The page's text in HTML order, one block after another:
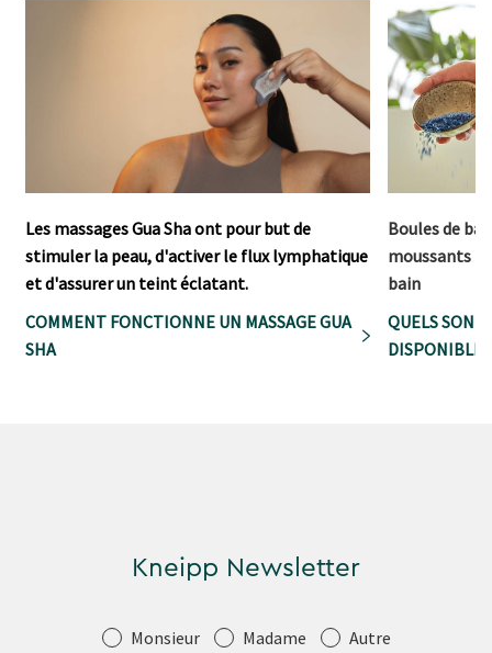
Les massages Gua Sha ont pour but de
stimuler la peau, d'activer le flux lymphatique
et d'assurer un teint éclatant.
COMMENT FONCTIONNE UN MASSAGE GUA
SHA
Boules de
moussants -
bain
QUELS SONT
Kneipp Newsletter
SalutationMonsieur Madame Autre